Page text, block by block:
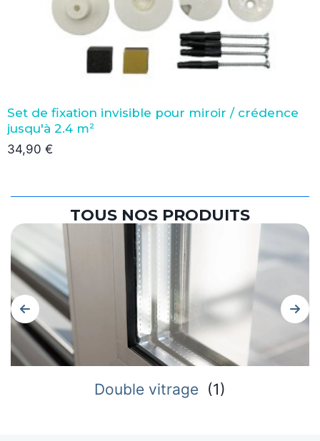
Set de fixation invisible pour miroir / crédence
jusqu'à 2.4 m²
34,90 €
TOUS NOS PRODUITS
Double vitrage (1)